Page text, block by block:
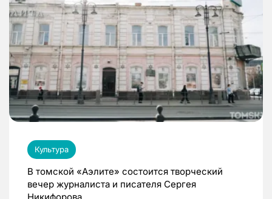
Культура
В томской «Аэлите» состоится творческий
вечер журналиста и писателя Сергея